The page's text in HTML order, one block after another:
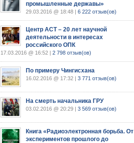
промышленные державы»
29.03.2016 @ 18:48 | 6 222 отзыв(ов)
Центр АСТ – 20 лет научной
деятельности в интересах
российского ОПК
17.03.2016 @ 16:52 | 2 798 отзыв(ов)
По примеру Чингисхана
16.02.2016 @ 17:32 | 3 771 отзыв(ов)
На смерть начальника ГРУ
03.02.2016 @ 20:29 | 3 569 отзыв(ов)
Книга «Радиоэлектронная борьба. От
экспериментов прошлого до